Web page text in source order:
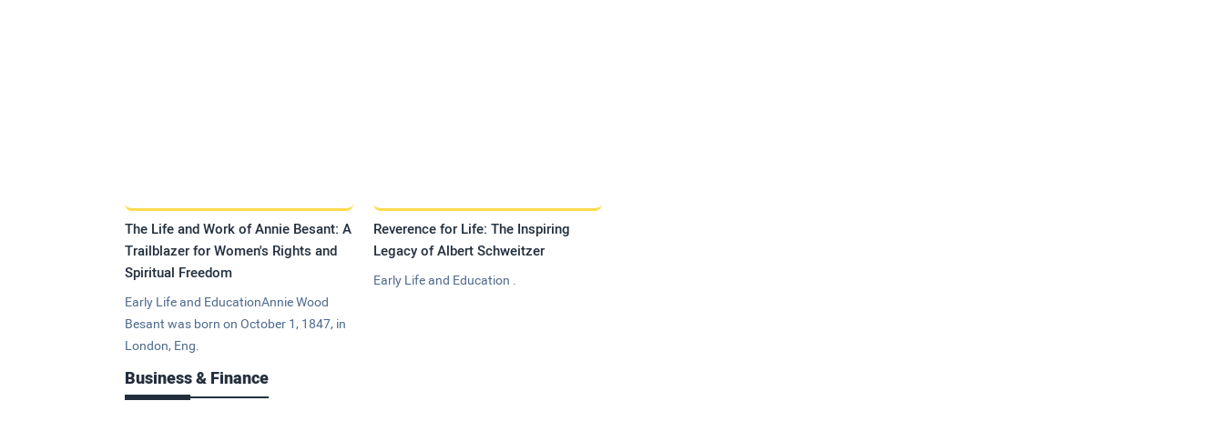
The Life and Work of Annie Besant: A
Trailblazer for Women's Rights and
Spiritual Freedom
Early Life and EducationAnnie Wood
Besant was born on October 1, 1847, in
London, Eng.
Reverence for Life: The Inspiring
Legacy of Albert Schweitzer
Early Life and Education .
Business & Finance